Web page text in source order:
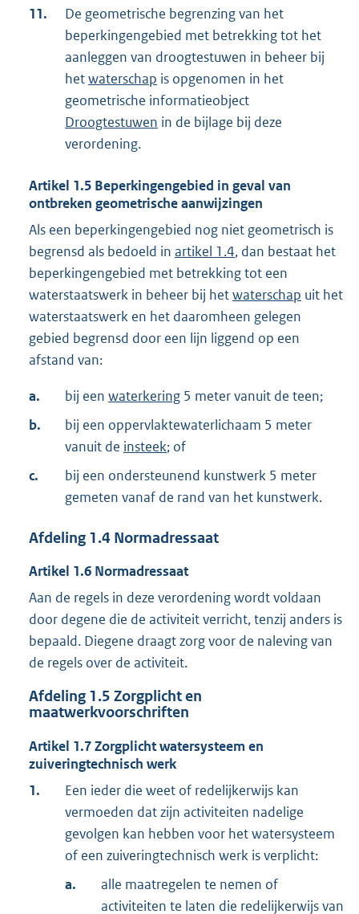
11.
De geometrische begrenzing van het
beperkingengebied met betrekking tot het
aanleggen van droogtestuwen in beheer bij
hetwaterschap is opgenomen in het
geometrische informatieobject
Droogtestuwen in de bijlage bij deze
verordening.
Artikel 1.5 Beperkingengebied in geval van
ontbreken geometrische aanwijzingen
Als een beperkingengebied nog niet geometrisch is
begrensd als bedoeld in artikel 1.4, dan bestaat het
beperkingengebied met betrekking tot een
waterstaatswerk in beheer bij hetwaterschap uit het
waterstaatswerk en het daaromheen gelegen
gebied begrensd door een lijn liggend op een
afstand van:
a. bij een waterkering 5 meter vanuit de teen;
b.
bij een oppervlaktewaterlichaam 5 meter
vanuit de insteek; of
c.
bij een ondersteunend kunstwerk 5 meter
gemeten vanaf de rand van het kunstwerk.
Afdeling 1.4 Normadressaat
Artikel 1.6 Normadressaat
Aan de regels in deze verordening wordt voldaan
door degene die de activiteit verricht, tenzij anders is
bepaald. Diegene draagt zorg voor de naleving van
de regels over de activiteit.
Afdeling 1.5 Zorgplicht en
maatwerkvoorschriften
Artikel 1.7Zorgplicht watersysteem en
zuiveringtechnisch werk
1.
Een ieder die weet of redelijkerwijs kan
vermoeden dat zijn activiteiten nadelige
gevolgen kan hebben voor het watersysteem
of een zuiveringtechnisch werk is verplicht:
a.
alle maatregelen te nemen of
activiteiten te laten die redelijkerwijs van